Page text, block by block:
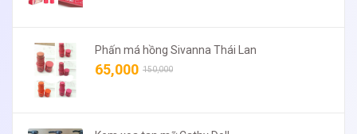
Phấn má hồng Sivanna Thái Lan
65,000 150,000